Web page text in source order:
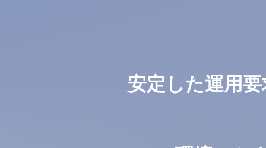
安定した運用